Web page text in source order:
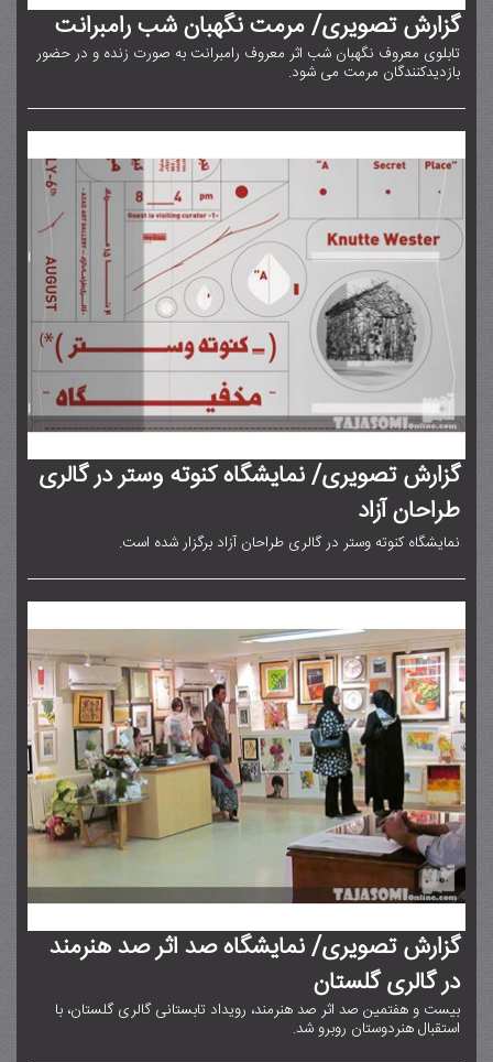
گزارش تصویری/ مرمت نگهبان شب رامبرانت
تابلوی معروف نگهبان شب اثر معروف رامبرانت به صورت زنده و در حضور
بازدیدکنندگان مرمت می شود.
گزارش تصویری/ نمایشگاه کنوته وستر در گالری
طراحان آزاد
نمایشگاه کنوته وستر در گالری طراحان آزاد برگزار شده است.
گزارش تصویری/ نمایشگاه صد اثر صد هنرمند
در گالری گلستان
بیست و هفتمین صد اثر صد هنرمند، رویداد تابستانی گالری گلستان، با
استقبال هنردوستان روبرو شد.